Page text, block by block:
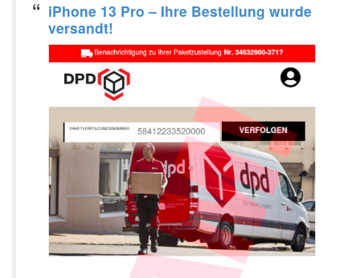
iPhone 13 Pro – Ihre Bestellung wurde
versandt!